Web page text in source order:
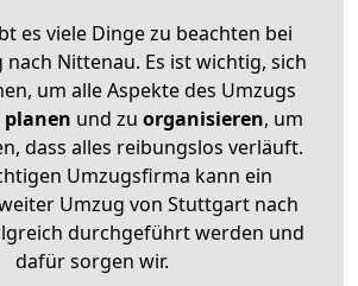
es viele Dinge zu beachten bei
Nittenau. Es ist wichtig, sich
um alle Aspekte des Umzugs
planen und zu organisieren, um
dass alles reibungslos verläuft.
Umzugsfirma kann ein
Umzug von Stuttgart nach
durchgeführt werden und
dafür sorgen wir.